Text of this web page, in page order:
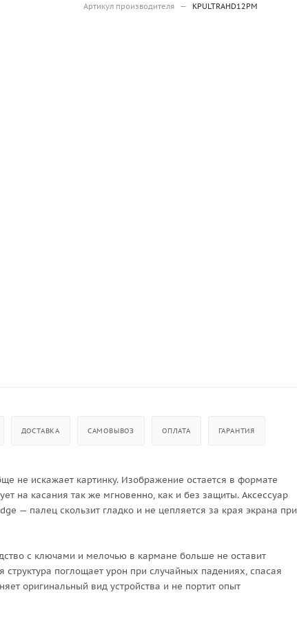
Артикул производителя — KPULTRAHD12PM
ДОСТАВКА САМОВЫВОЗ ОПЛАТА ГАРАНТИЯ
не искажает картинку. Изображение остается в формате
на касания так же мгновенно, как и без защиты. Аксессуар
— палец скользит гладко и не цепляется за края экрана при
с ключами и мелочью в кармане больше не оставит
поглощает урон при случайных падениях, спасая
оригинальный вид устройства и не портит опыт